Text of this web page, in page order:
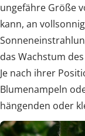
ungefähre Größe
kann, an
das Wachstum
Je nach ihrer
Blumenampeln
hängenden oder